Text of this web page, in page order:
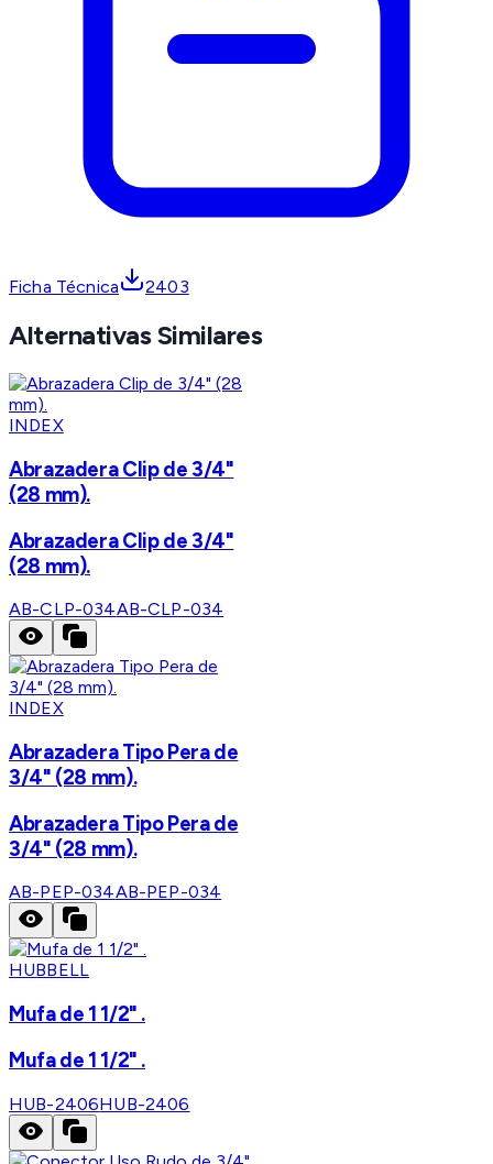
Ficha Técnica 2403
Alternativas Similares
INDEX
Abrazadera Clip de 3/4"
(28 mm).
Abrazadera Clip de 3/4"
(28 mm).
AB-CLP-034AB-CLP-034
INDEX
Abrazadera Tipo Pera de
3/4" (28 mm).
Abrazadera Tipo Pera de
3/4" (28 mm).
AB-PEP-034AB-PEP-034
HUBBELL
Mufa de 1 1/2" .
Mufa de 1 1/2" .
HUB-2406HUB-2406